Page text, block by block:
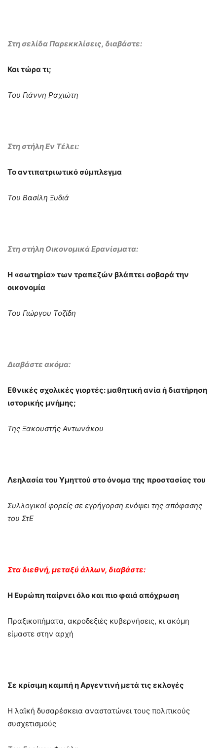
Στη σελίδα Παρεκκλίσεις, διαβάστε:
Και τώρα τι;
Του Γιάννη Ραχιώτη
Στη στήλη Εν Τέλει:
Το αντιπατριωτικό σύμπλεγμα
Του Βασίλη Ξυδιά
Στη στήλη Οικονομικά Ερανίσματα:
H «σωτηρία» των τραπεζών βλάπτει σοβαρά την
οικονομία
Του Γιώργου Τοζίδη
Διαβάστε ακόμα:
Εθνικές σχολικές γιορτές: μαθητική ανία ή διατήρηση
ιστορικής μνήμης;
Της Ξακουστής Αντωνάκου
Λεηλασία του Υμηττού στο όνομα της προστασίας του
Συλλογικοί φορείς σε εγρήγορση ενόψει της απόφασης
του ΣτΕ
Στα διεθνή, μεταξύ άλλων, διαβάστε:
Η Ευρώπη παίρνει όλο και πιο φαιά απόχρωση
Πραξικοπήματα, ακροδεξιές κυβερνήσεις, κι ακόμη
είμαστε στην αρχή
Σε κρίσιμη καμπή η Αργεντινή μετά τις εκλογές
Η λαϊκή δυσαρέσκεια αναστατώνει τους πολιτικούς
συσχετισμούς